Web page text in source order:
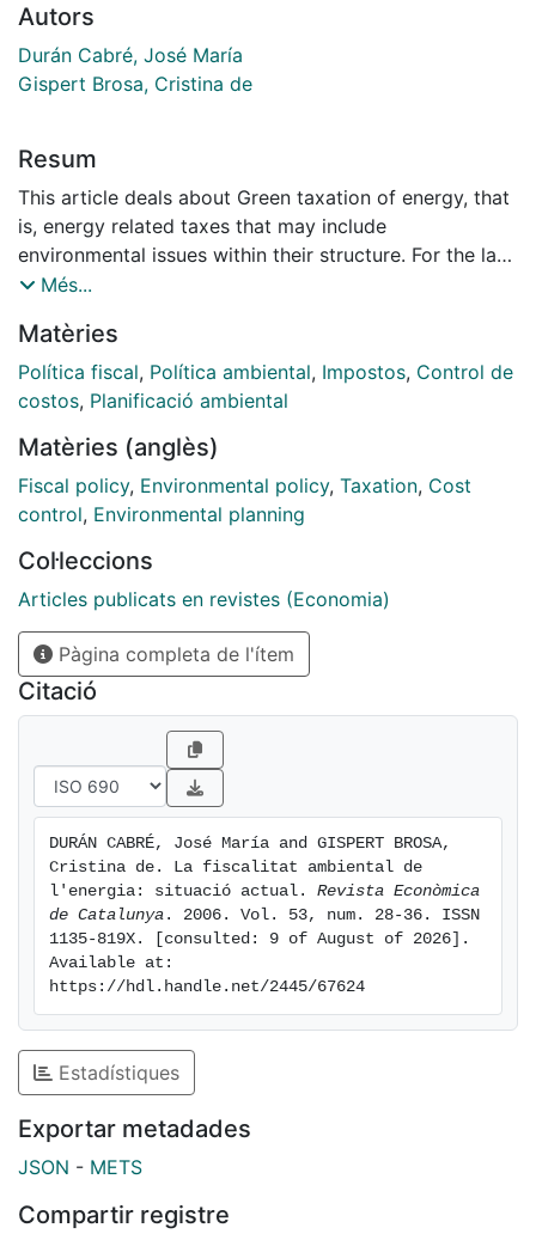
Autors
Durán Cabré, José María
Gispert Brosa, Cristina de
Resum
This article deals about Green taxation of energy, that
is, energy related taxes that may include
environmental issues within their structure. For the last
years, an increasing number of countries have
policies. We analyse the most important measures
carried out in the field of energy taxation. We move
then on the Spanish case, particularly studying the
comments.
Més...
Matèries
Política fiscal, Política ambiental, Impostos, Control de
costos, Planificació ambiental
Matèries (anglès)
Fiscal policy, Environmental policy, Taxation, Cost
control, Environmental planning
Col·leccions
Articles publicats en revistes (Economia)
Pàgina completa de l'ítem
Citació
DURÁN CABRÉ, José María and GISPERT BROSA,
Cristina de. La fiscalitat ambiental de
l'energia: situació actual. Revista Econòmica
de Catalunya . 2006. Vol. 53, num. 28-36. ISSN
1135-819X. [consulted: 9 of August of 2026].
Available at:
https://hdl.handle.net/2445/67624
Estadístiques
Exportar metadades
JSON - METS
Compartir registre